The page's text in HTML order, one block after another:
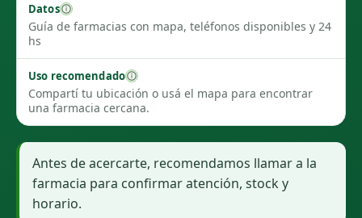
Datos
Guía de farmacias con mapa, teléfonos disponibles y 24
hs
Uso recomendado
Compartí tu ubicación o usá el mapa para encontrar
una farmacia cercana.
Antes de acercarte, recomendamos llamar a la
farmacia para confirmar atención, stock y
horario.